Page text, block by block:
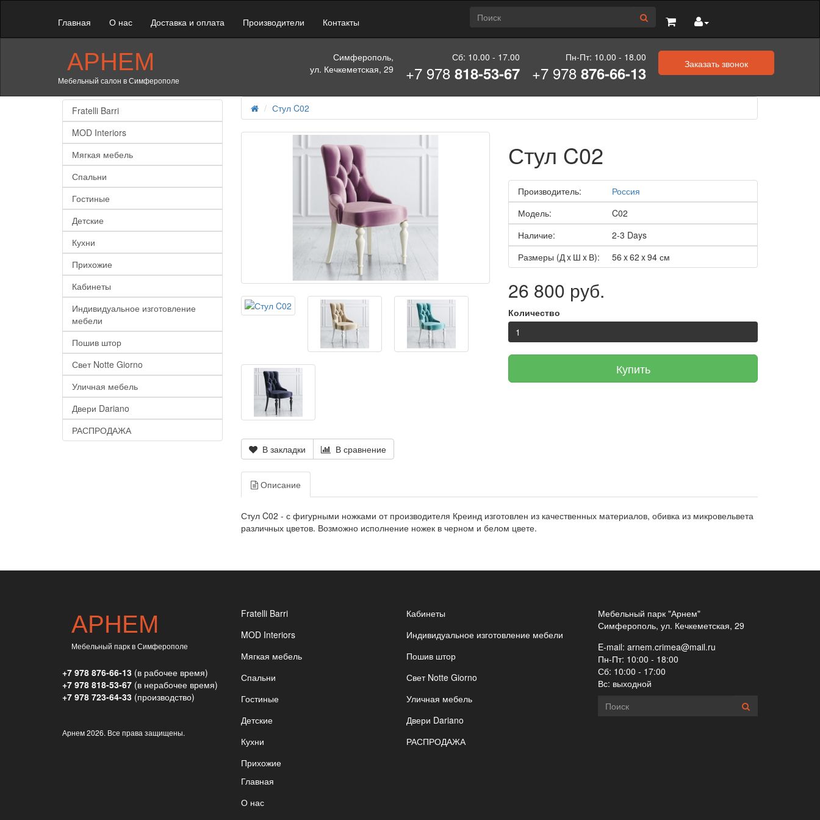
Главная О нас Доставка и оплата Производители Контакты
АРНЕМ
Мебельный салон в Симферополе
Симферополь,
ул. Кечкеметская, 29
Сб: 10.00 - 17.00
+7 978818-53-67
Пн-Пт: 10.00 - 18.00
+7 978876-66-13 Заказать звонок
Fratelli Barri
MOD Interiors
Мягкая мебель
Спальни
Гостиные
Детские
Кухни
Прихожие
Кабинеты
Индивидуальное изготовление
мебели
Пошив штор
Свет Notte Giorno
Уличная мебель
Двери Dariano
РАСПРОДАЖА
Стул C02
В закладки В сравнение
Стул C02
Производитель:
Россия
Модель:
C02
Наличие:
2-3 Days
Размеры (Д x Ш x В):
56 x 62 x 94 см
26 800 руб.
Количество
Купить
Описание
Стул C02 - с фигурными ножками от производителя Креинд изготовлен из качественных материалов, обивка из микровельвета
различных цветов. Возможно исполнение ножек в черном и белом цвете.
АРНЕМ
Мебельный парк в Симферополе
+7 978 876-66-13 (в рабочее время)
+7 978 818-53-67 (в нерабочее время)
+7 978 723-64-33 (производство)
Арнем2026. Все права защищены.
Fratelli Barri
MOD Interiors
Мягкая мебель
Спальни
Гостиные
Детские
Кухни
Прихожие
Кабинеты
Индивидуальное изготовление мебели
Пошив штор
Свет Notte Giorno
Уличная мебель
Двери Dariano
РАСПРОДАЖА
Главная
О нас
Мебельный парк "Арнем"
Симферополь, ул. Кечкеметская, 29
E-mail: arnem.crimea@mail.ru
Пн-Пт: 10:00 - 18:00
Сб: 10:00 - 17:00
Вс: выходной